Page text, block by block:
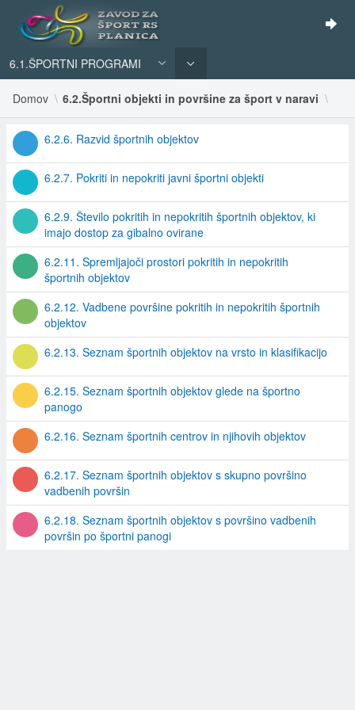
6.1.ŠPORTNI PROGRAMI
Domov 6.2.Športni objekti in površine za šport v naravi
6.2.6. Razvid športnih objektov
6.2.7. Pokriti in nepokriti javni športni objekti
6.2.9. Število pokritih in nepokritih športnih objektov, ki
imajo dostop za gibalno ovirane
6.2.11. Spremljajoči prostori pokritih in nepokritih
športnih objektov
6.2.12. Vadbene površine pokritih in nepokritih športnih
objektov
6.2.13. Seznam športnih objektov na vrsto in klasifikacijo
6.2.15. Seznam športnih objektov glede na športno
panogo
6.2.16. Seznam športnih centrov in njihovih objektov
6.2.17. Seznam športnih objektov s skupno površino
vadbenih površin
6.2.18. Seznam športnih objektov s površino vadbenih
površin po športni panogi